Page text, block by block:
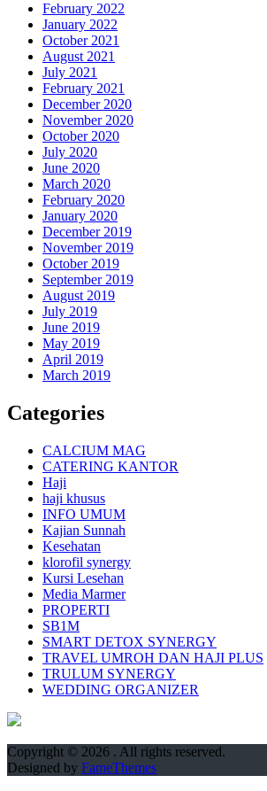
February 2022
January 2022
October 2021
August 2021
July 2021
February 2021
December 2020
November 2020
October 2020
July 2020
June 2020
March 2020
February 2020
January 2020
December 2019
November 2019
October 2019
September 2019
August 2019
July 2019
June 2019
May 2019
April 2019
March 2019
Categories
CALCIUM MAG
CATERING KANTOR
Haji
haji khusus
INFO UMUM
Kajian Sunnah
Kesehatan
klorofil synergy
Kursi Lesehan
Media Marmer
PROPERTI
SB1M
SMART DETOX SYNERGY
TRAVEL UMROH DAN HAJI PLUS
TRULUM SYNERGY
WEDDING ORGANIZER
Copyright © 2026 . All rights reserved.
Designed by FameThemes